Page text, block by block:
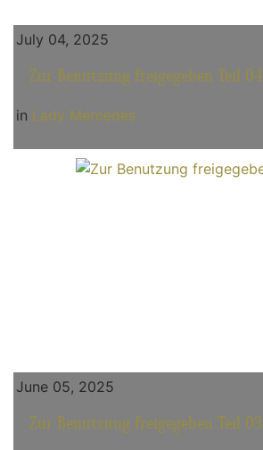
July 04, 2025
Zur Benutzung freigegeben Teil 04
in Lady Mercedes
June 05, 2025
Zur Benutzung freigegeben Teil 03